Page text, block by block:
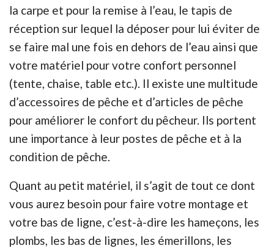
la carpe et pour la remise à l’eau, le tapis de
réception sur lequel la déposer pour lui éviter de
se faire mal une fois en dehors de l’eau ainsi que
votre matériel pour votre confort personnel
(tente, chaise, table etc.). Il existe une multitude
d’accessoires de pêche et d’articles de pêche
pour améliorer le confort du pêcheur. Ils portent
une importance à leur postes de pêche et à la
condition de pêche.
Quant au petit matériel, il s’agit de tout ce dont
vous aurez besoin pour faire votre montage et
votre bas de ligne, c’est-à-dire les hameçons, les
plombs, les bas de lignes, les émerillons, les